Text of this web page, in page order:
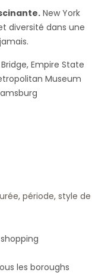
New York
diversité dans une
Empire State
Museum
période, style de
les boroughs